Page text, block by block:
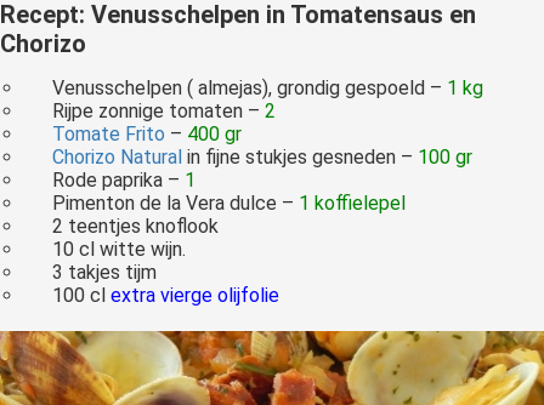
Recept: Venusschelpen in Tomatensaus en
Chorizo
Venusschelpen ( almejas), grondig gespoeld – 1 kg
Rijpe zonnige tomaten – 2
Tomate Frito – 400 gr
Chorizo Natural in fijne stukjes gesneden – 100 gr
Rode paprika – 1
Pimenton de la Vera dulce – 1 koffielepel
2 teentjes knoflook
10 cl witte wijn.
3 takjes tijm
100 clextra vierge olijfolie